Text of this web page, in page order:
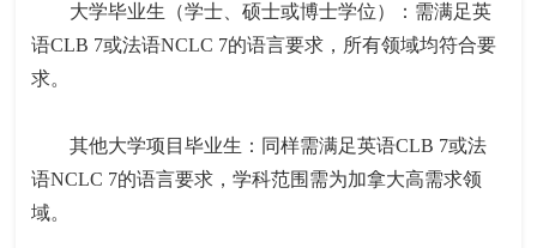
大学毕业生（学士、硕士或博士学位）：需满足英
语CLB 7或法语NCLC 7的语言要求，所有领域均符合要
求。
其他大学项目毕业生：同样需满足英语CLB 7或法
语NCLC 7的语言要求，学科范围需为加拿大高需求领
域。